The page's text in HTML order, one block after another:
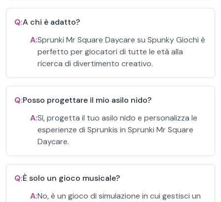
Q:A chi è adatto?
A:Sprunki Mr Square Daycare su Spunky Giochi è
perfetto per giocatori di tutte le età alla
ricerca di divertimento creativo.
Q:Posso progettare il mio asilo nido?
A:Sì, progetta il tuo asilo nido e personalizza le
esperienze di Sprunkis in Sprunki Mr Square
Daycare.
Q:È solo un gioco musicale?
A:No, è un gioco di simulazione in cui gestisci un